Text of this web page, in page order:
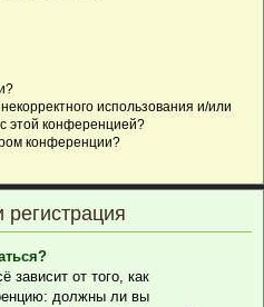
использования и/или
этой конференцией?
конференции?
зависит от того, как
должны ли вы